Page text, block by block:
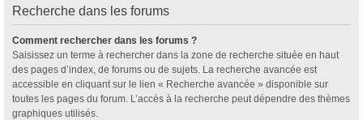
Recherche dans les forums
Comment rechercher dans les forums ?
Saisissez un terme à rechercher dans la zone de recherche située en haut
des pages d’index, de forums ou de sujets. La recherche avancée est
accessible en cliquant sur le lien « Recherche avancée » disponible sur
toutes les pages du forum. L’accès à la recherche peut dépendre des thèmes
graphiques utilisés.